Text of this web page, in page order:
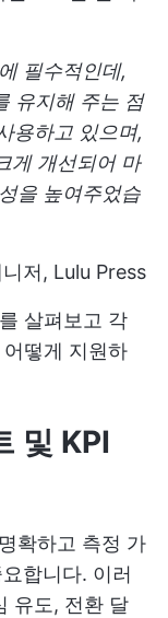
필수적인데,
유지해 주는 점
용하고 있으며,
게 개선되어 마
을 높여주었습
저, Lulu Press
살펴보고 각
떻게 지원하
및 KPI
확하고 측정 가
합니다. 이러
유도, 전환 달